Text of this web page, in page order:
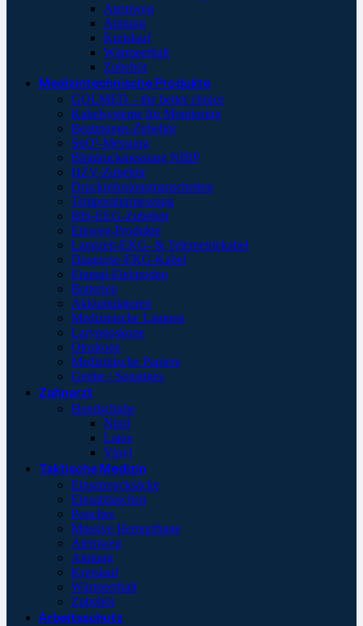
Atemweg
Atmung
Kreislauf
Wärmeerhalt
Zubehör
Medizintechnische Produkte
GOLMED – the better choice
Kabelsysteme für Monitoring
Beatmungs-Zubehör
SpO²-Messung
Blutdruckmessung NIBP
HZV-Zubehör
Druckinfusionsmanschetten
Temperaturmessung
BIS-EEG-Zubehör
Einweg-Produkte
Langzeit-EKG- & Telemetriekabel
Diagnose-EKG-Kabel
Einmal-Elektroden
Batterien
Akkumulatoren
Medizinische Lampen
Laryngoskope
Otoskope
Medizinische Papiere
Geräte / Sonstiges
Zahnarzt
Handschuhe
Nitril
Latex
Vinyl
Taktische Medizin
Einsatzrucksäcke
Einsatztaschen
Pouches
Massive Hemorrhage
Atemweg
Atmung
Kreislauf
Wärmeerhalt
Zubehör
Arbeitsschutz